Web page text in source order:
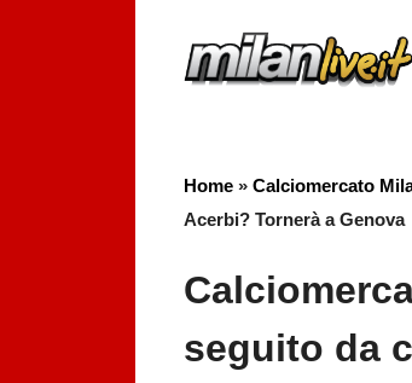
Home » Calciomercato
Acerbi? Tornerà a Genova
seguito da